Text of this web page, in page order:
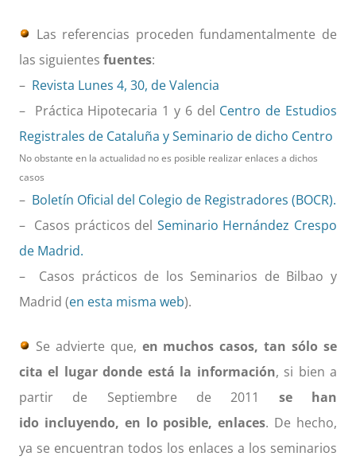
Las referencias proceden fundamentalmente de
las siguientes fuentes:
– Revista Lunes 4, 30, de Valencia
– Práctica Hipotecaria 1 y 6 del Centro de Estudios
Registrales de Cataluña y Seminario de dicho Centro
No obstante en la actualidad no es posible realizar enlaces a dichos
casos
– Boletín Oficial del Colegio de Registradores (BOCR).
– Casos prácticos del Seminario Hernández Crespo
de Madrid.
– Casos prácticos de los Seminarios de Bilbao y
Madrid (en esta misma web).
Se advierte que, en muchos casos, tan sólo se
cita el lugar donde está la información, si bien a
partir de Septiembre de 2011 se han
ido incluyendo, en lo posible, enlaces. De hecho,
ya se encuentran todos los enlaces a los seminarios